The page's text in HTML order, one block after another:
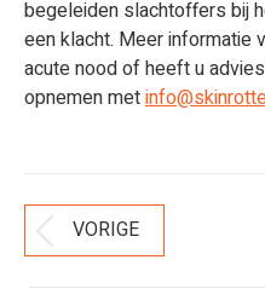
begeleiden slachtoffers bij
een klacht. Meer informatie
acute nood of heeft u
opnemen met
Bericht
Navigatie
VORIGE
bericht